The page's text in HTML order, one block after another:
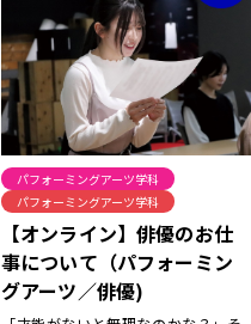
パフォーミングアーツ学科
パフォーミングアーツ学科
【オンライン】俳優のお仕
事について（パフォーミン
グアーツ／俳優)